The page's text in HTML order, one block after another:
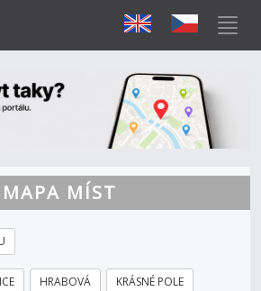
MAPA MÍST
HRABOVÁ KRÁSNÉ POLE